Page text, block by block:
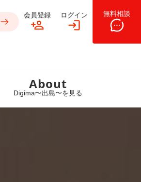
会員登録 ログイン 無料相談
About
Digima〜出島〜を見る